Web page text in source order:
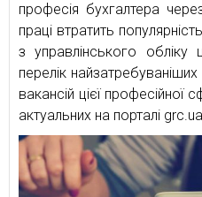
професія бухгалтера
праці втратить
з управлінського обліку
перелік найзатребуваніших
вакансій цієї професійної
актуальних на порталі